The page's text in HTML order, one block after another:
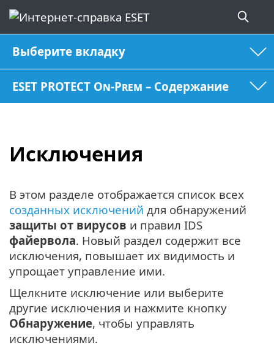
Выберите вкладку
ESET PROTECT On-Prem – Содержание
Исключения
В этом разделе отображается список всех
созданных исключений для обнаружений
защиты от вирусов и правил IDS
файервола. Новый раздел содержит все
исключения, повышает их видимость и
упрощает управление ими.
Щелкните исключение или выберите
другие исключения и нажмите кнопку
Обнаружение, чтобы управлять
исключениями.